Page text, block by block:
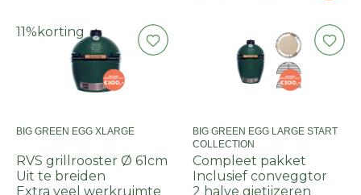
11% korting
BIG GREEN EGG XLARGE
RVS grillrooster Ø 61cm
Uit te breiden
Extra veel werkruimte
BIG GREEN EGG LARGE START
COLLECTION
Compleet pakket
Inclusief conveggtor
2 halve gietijzeren